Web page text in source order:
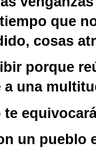
que
cosas
porque
a una
te
un pueblo